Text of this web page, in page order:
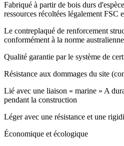
Fabriqué à partir de bois durs
ressources récoltées légalement FSC
Le contreplaqué de renforcement
conformément à la norme
Qualité garantie par le système de
Résistance aux dommages du site
Lié avec une liaison « marine » A
pendant la construction
Léger avec une résistance et une
Économique et écologique